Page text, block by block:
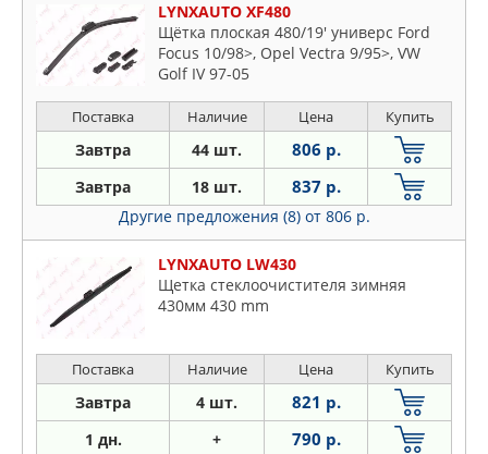
LYNXAUTO XF480
Щётка плоская 480/19' универс Ford
Focus 10/98>, Opel Vectra 9/95>, VW
Golf IV 97-05
Поставка Наличие Цена Купить
Завтра 44 шт. 806 р.
Завтра 18 шт. 837 р.
Другие предложения (8) от 806 р.
LYNXAUTO LW430
Щетка стеклоочистителя зимняя
430мм 430 mm
Поставка Наличие Цена Купить
Завтра 4 шт. 821 р.
1 дн. + 790 р.